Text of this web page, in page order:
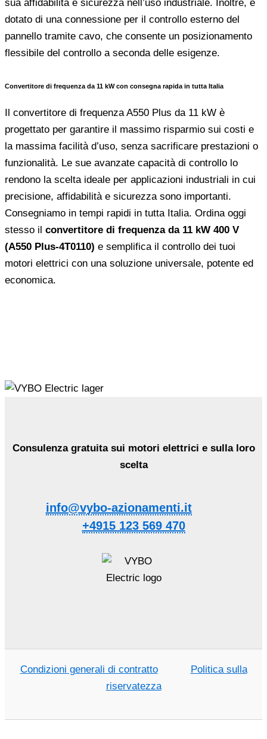
sua affidabilità e sicurezza nell’uso industriale. Inoltre, è
dotato di una connessione per il controllo esterno del
pannello tramite cavo, che consente un posizionamento
flessibile del controllo a seconda delle esigenze.
Convertitore di frequenza da 11 kW con consegna rapida in tutta Italia
Il convertitore di frequenza A550 Plus da 11 kW è
progettato per garantire il massimo risparmio sui costi e
la massima facilità d’uso, senza sacrificare prestazioni o
funzionalità. Le sue avanzate capacità di controllo lo
rendono la scelta ideale per applicazioni industriali in cui
precisione, affidabilità e sicurezza sono importanti.
Consegniamo in tempi rapidi in tutta Italia. Ordina oggi
stesso il convertitore di frequenza da 11 kW 400 V
(A550 Plus-4T0110) e semplifica il controllo dei tuoi
motori elettrici con una soluzione universale, potente ed
economica.
Consulenza gratuita sui motori elettrici e sulla loro
scelta
info@vybo-azionamenti.it
+4915 123 569 470
Condizioni generali di contratto
Politica sulla
riservatezza